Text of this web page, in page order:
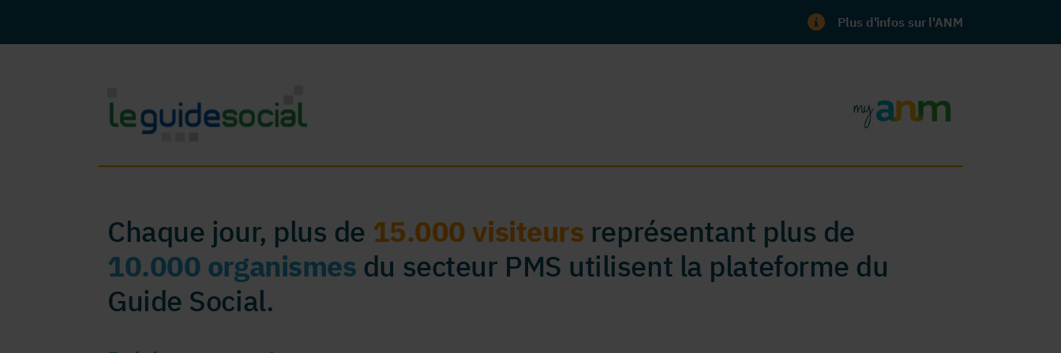
Plus d'infos sur l'ANM
Chaque jour, plus de 15.000 visiteurs représentant plus de
10.000 organismes du secteur PMS utilisent la plateforme du
Guide Social.